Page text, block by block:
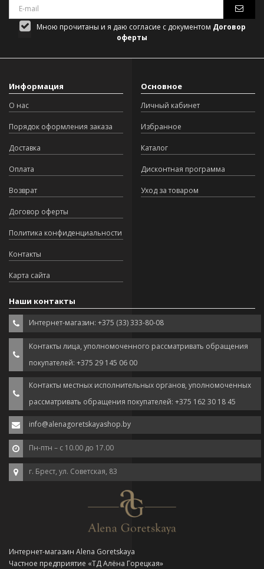
Мною прочитаны и я даю согласие с документом Договор
оферты
Информация
О нас
Порядок оформления заказа
Доставка
Оплата
Возврат
Договор оферты
Политика конфиденциальности
Контакты
Карта сайта
Основное
Личный кабинет
Избранное
Каталог
Дисконтная программа
Уход за товаром
Наши контакты
Интернет-магазин: +375 (33) 333-80-08
Контакты лица, уполномоченного рассматривать обращения
покупателей: +375 29 145 06 00
Контакты местных исполнительных органов, уполномоченных
рассматривать обращения покупателей: +375 162 30 18 45
info@alenagoretskayashop.by
Пн-птн – с 10.00 до 17.00
г. Брест, ул. Советская, 83
Интернет-магазин Alena Goretskaya
Частное предприятие «ТД Алёна Горецкая»